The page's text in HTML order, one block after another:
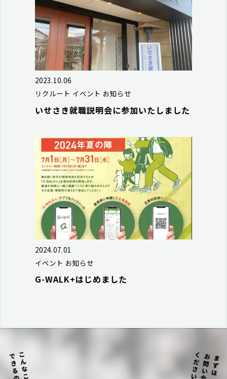
2023.10.06
リクルート イベント お知らせ
いせさき就職説明会に参加いたしました
2024.07.01
イベント お知らせ
G-WALK+はじめました